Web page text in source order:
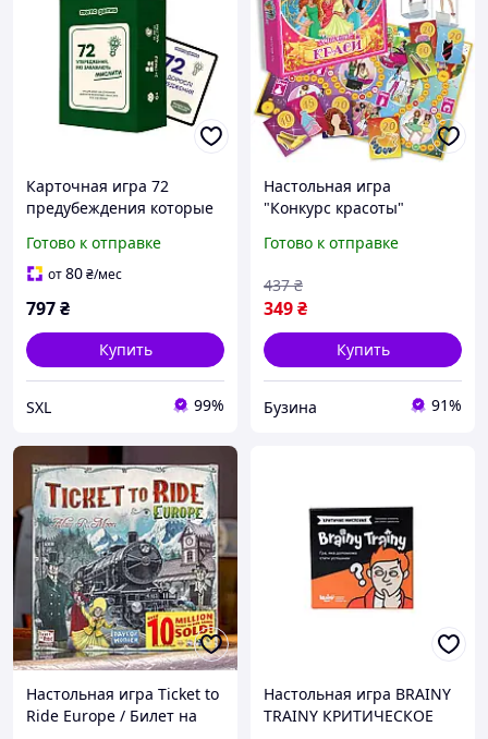
Карточная игра 72
предубеждения которые
72 карты для развития
критического мышления
Готово к отправке
от80₴/мес
797₴
Купить
SXL 99%
Настольная игра
"Конкурс красоты"
на рус. и укр. языках
Готово к отправке
349₴
437 ₴
Купить
Бузина 91%
Настольная игра Ticket to
Ride Europe / Билет на
Настольная игра BRAINY
TRAINY КРИТИЧЕСКОЕ